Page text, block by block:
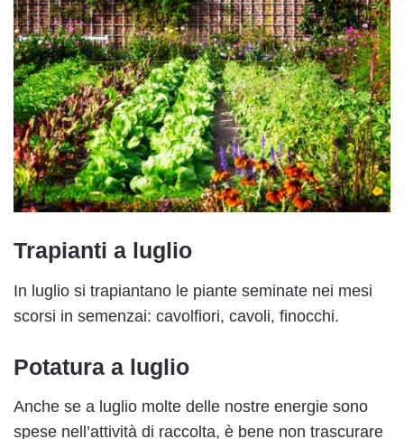
Trapianti a luglio
In luglio si trapiantano le piante seminate nei mesi
scorsi in semenzai: cavolfiori, cavoli, finocchi.
Potatura a luglio
Anche se a luglio molte delle nostre energie sono
spese nell’attività di raccolta, è bene non trascurare